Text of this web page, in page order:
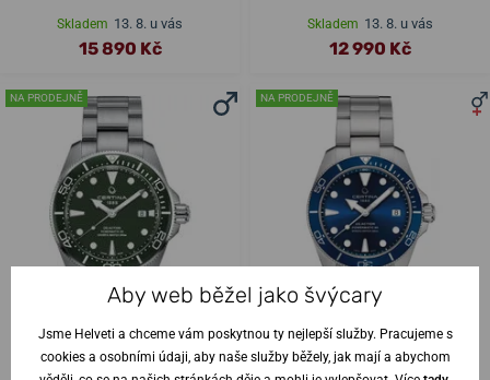
Skladem 13. 8. u vás
15 890 Kč
Skladem 13. 8. u vás
12 990 Kč
NA PRODEJNĚ NA PRODEJNĚ
Aby web běžel jako švýcary
Jsme Helveti a chceme vám poskytnou ty nejlepší služby. Pracujeme s
cookies a osobními údaji, aby naše služby běžely, jak mají a abychom